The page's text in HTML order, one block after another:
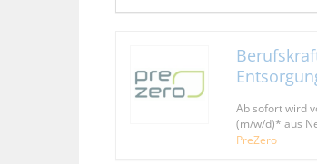
Ab sofort wird
(m/w/d)* aus
PreZero